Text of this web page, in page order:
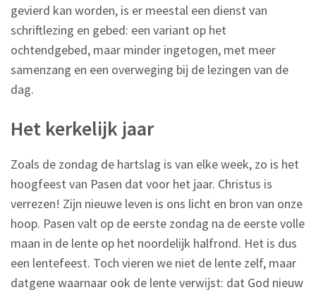
gevierd kan worden, is er meestal een dienst van
schriftlezing en gebed: een variant op het
ochtendgebed, maar minder ingetogen, met meer
samenzang en een overweging bij de lezingen van de
dag.
Het kerkelijk jaar
Zoals de zondag de hartslag is van elke week, zo is het
hoogfeest van Pasen dat voor het jaar. Christus is
verrezen! Zijn nieuwe leven is ons licht en bron van onze
hoop. Pasen valt op de eerste zondag na de eerste volle
maan in de lente op het noordelijk halfrond. Het is dus
een lentefeest. Toch vieren we niet de lente zelf, maar
datgene waarnaar ook de lente verwijst: dat God nieuw